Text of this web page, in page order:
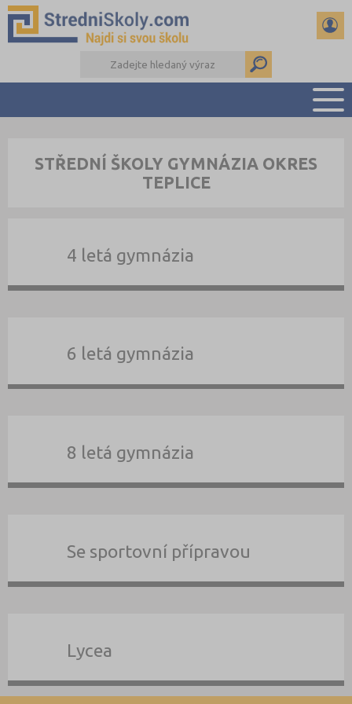
PŘÍPRAVA NA PŘIJÍMAČKY
DŮLEŽITÉ TERMÍNY
STŘEDNÍ ŠKOLY GYMNÁZIA OKRES
TEPLICE
4 letá gymnázia
6 letá gymnázia
8 letá gymnázia
Se sportovní přípravou
Lycea